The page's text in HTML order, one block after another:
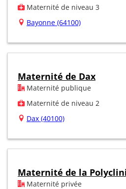
Maternité de niveau 3
Bayonne (64100)
Maternité de Dax
Maternité publique
Maternité de niveau 2
Dax (40100)
Maternité de la
Maternité privée